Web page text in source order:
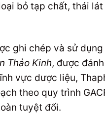
bỏ tạp chất, thái
ghi chép và sử
Thảo Kinh, được
vực dược liệu,
theo quy trình
tuyệt đối.